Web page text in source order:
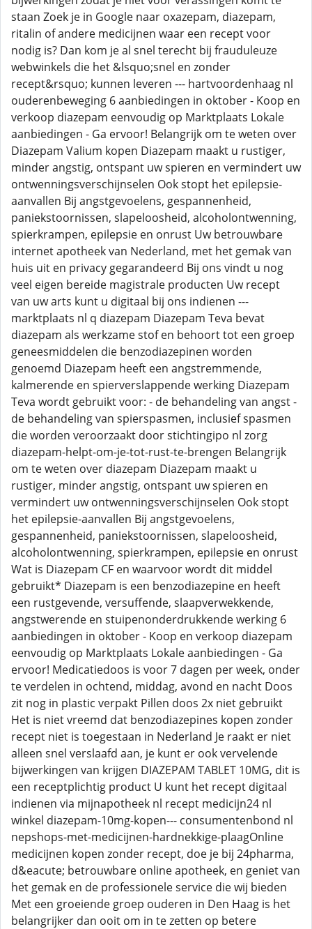
staan Zoek je in Google naar oxazepam, diazepam,
ritalin of andere medicijnen waar een recept voor
nodig is? Dan kom je al snel terecht bij frauduleuze
webwinkels die het &lsquo;snel en zonder
recept&rsquo; kunnen leveren --- hartvoordenhaag nl
ouderenbeweging 6 aanbiedingen in oktober - Koop en
verkoop diazepam eenvoudig op Marktplaats Lokale
aanbiedingen - Ga ervoor! Belangrijk om te weten over
Diazepam Valium kopen Diazepam maakt u rustiger,
minder angstig, ontspant uw spieren en vermindert uw
ontwenningsverschijnselen Ook stopt het epilepsie-
aanvallen Bij angstgevoelens, gespannenheid,
paniekstoornissen, slapeloosheid, alcoholontwenning,
spierkrampen, epilepsie en onrust Uw betrouwbare
internet apotheek van Nederland, met het gemak van
huis uit en privacy gegarandeerd Bij ons vindt u nog
veel eigen bereide magistrale producten Uw recept
van uw arts kunt u digitaal bij ons indienen ---
marktplaats nl q diazepam Diazepam Teva bevat
diazepam als werkzame stof en behoort tot een groep
geneesmiddelen die benzodiazepinen worden
genoemd Diazepam heeft een angstremmende,
kalmerende en spierverslappende werking Diazepam
Teva wordt gebruikt voor: - de behandeling van angst -
de behandeling van spierspasmen, inclusief spasmen
die worden veroorzaakt door stichtingipo nl zorg
diazepam-helpt-om-je-tot-rust-te-brengen Belangrijk
om te weten over diazepam Diazepam maakt u
rustiger, minder angstig, ontspant uw spieren en
vermindert uw ontwenningsverschijnselen Ook stopt
het epilepsie-aanvallen Bij angstgevoelens,
gespannenheid, paniekstoornissen, slapeloosheid,
alcoholontwenning, spierkrampen, epilepsie en onrust
Wat is Diazepam CF en waarvoor wordt dit middel
gebruikt* Diazepam is een benzodiazepine en heeft
een rustgevende, versuffende, slaapverwekkende,
angstwerende en stuipenonderdrukkende werking 6
aanbiedingen in oktober - Koop en verkoop diazepam
eenvoudig op Marktplaats Lokale aanbiedingen - Ga
ervoor! Medicatiedoos is voor 7 dagen per week, onder
te verdelen in ochtend, middag, avond en nacht Doos
zit nog in plastic verpakt Pillen doos 2x niet gebruikt
Het is niet vreemd dat benzodiazepines kopen zonder
recept niet is toegestaan in Nederland Je raakt er niet
alleen snel verslaafd aan, je kunt er ook vervelende
bijwerkingen van krijgen DIAZEPAM TABLET 10MG, dit is
een receptplichtig product U kunt het recept digitaal
indienen via mijnapotheek nl recept medicijn24 nl
winkel diazepam-10mg-kopen--- consumentenbond nl
nepshops-met-medicijnen-hardnekkige-plaagOnline
medicijnen kopen zonder recept, doe je bij 24pharma,
d&eacute; betrouwbare online apotheek, en geniet van
het gemak en de professionele service die wij bieden
Met een groeiende groep ouderen in Den Haag is het
belangrijker dan ooit om in te zetten op betere